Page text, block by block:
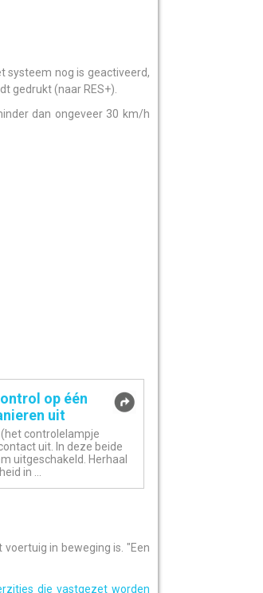
systeem nog is geactiveerd,
gedrukt (naar RES+).
dan ongeveer 30 km/h
op één
uit
(het controlelampje
uit. In deze beide
uitgeschakeld. Herhaal
in ...
in beweging is. "Een
die vastgezet worden